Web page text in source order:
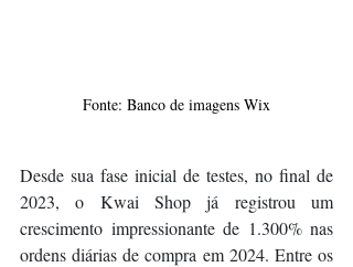
Fonte: Banco de imagens Wix
Desde sua fase inicial de testes, no final de
2023, o Kwai Shop já registrou um
crescimento impressionante de 1.300% nas
ordens diárias de compra em 2024. Entre os